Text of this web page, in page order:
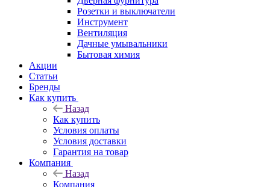
Розетки и выключатели
Инструмент
Вентиляция
Дачные умывальники
Бытовая химия
Акции
Статьи
Бренды
Как купить
Назад
Как купить
Условия оплаты
Условия доставки
Гарантия на товар
Компания
Назад
Компания